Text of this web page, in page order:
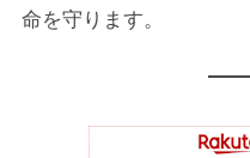
命を守ります。